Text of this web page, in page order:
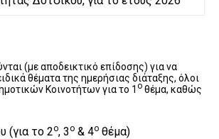
(με αποδεικτικό επίδοσης) για να
θέματα της ημερήσιας διάταξης, όλοι
Κοινοτήτων για το 1 ο θέμα, καθώς
(για το 2ο, 3ο & 4ο θέμα)